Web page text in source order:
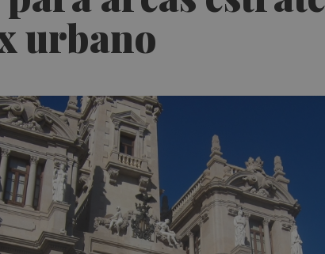
urbano